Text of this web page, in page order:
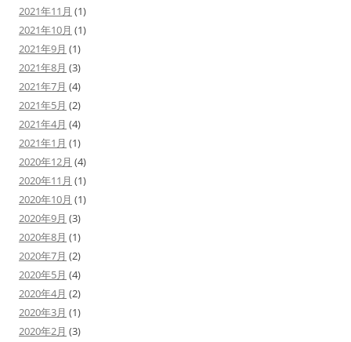
2021年11月 (1)
2021年10月 (1)
2021年9月 (1)
2021年8月 (3)
2021年7月 (4)
2021年5月 (2)
2021年4月 (4)
2021年1月 (1)
2020年12月 (4)
2020年11月 (1)
2020年10月 (1)
2020年9月 (3)
2020年8月 (1)
2020年7月 (2)
2020年5月 (4)
2020年4月 (2)
2020年3月 (1)
2020年2月 (3)